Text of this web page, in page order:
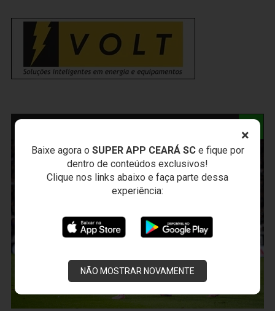
×
Baixe agora o SUPER APP CEARÁ SCe fique por
dentro de conteúdos exclusivos!
Clique nos links abaixo e faça parte dessa
experiência:
NÃO MOSTRAR NOVAMENTE